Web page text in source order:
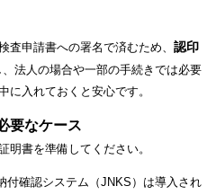
査申請書への署名で済むため、 認印
法人の場合や一部の手続きでは必要
に入れておくと安心です。
要なケース
明書を準備してください。
付確認システム（JNKS）は導入され